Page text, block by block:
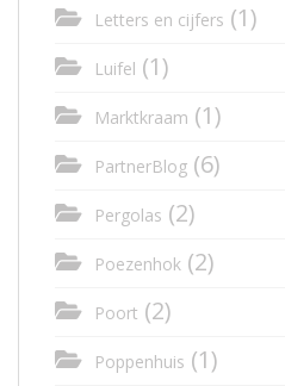
Letters en cijfers (1)
Luifel (1)
Marktkraam (1)
PartnerBlog (6)
Pergolas (2)
Poezenhok (2)
Poort (2)
Poppenhuis (1)